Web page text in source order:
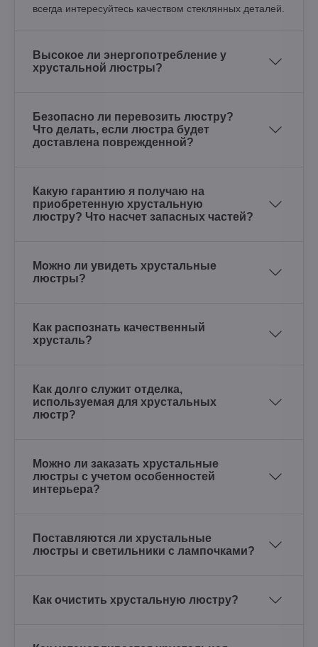
всегда интересуйтесь качеством стеклянных деталей.
Высокое ли энергопотребление у
хрустальной люстры?
Безопасно ли перевозить люстру?
Что делать, если люстра будет
доставлена поврежденной?
Какую гарантию я получаю на
приобретенную хрустальную
люстру? Что насчет запасных частей?
Можно ли увидеть хрустальные
люстры?
Как распознать качественный
хрусталь?
Как долго служит отделка,
используемая для хрустальных
люстр?
Можно ли заказать хрустальные
люстры с учетом особенностей
интерьера?
Поставляются ли хрустальные
люстры и светильники с лампочками?
Как очистить хрустальную люстру?